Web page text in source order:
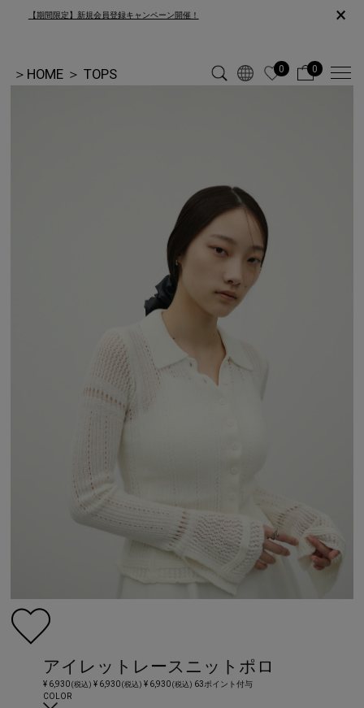
【期間限定】新規会員登録キャンペーン開催！ ×
＞ HOME ＞ TOPS 0 0
アイレットレースニットポロ
¥ 6,930(税込) ¥ 6,930(税込) ¥ 6,930(税込) 63ポイント付与
COLOR